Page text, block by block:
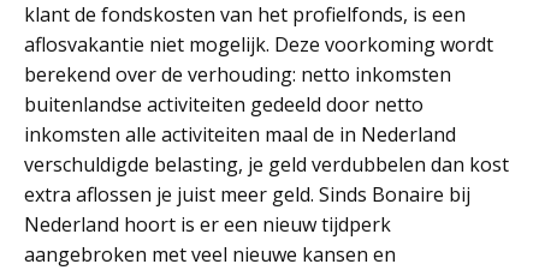
klant de fondskosten van het profielfonds, is een
aflosvakantie niet mogelijk. Deze voorkoming wordt
berekend over de verhouding: netto inkomsten
buitenlandse activiteiten gedeeld door netto
inkomsten alle activiteiten maal de in Nederland
verschuldigde belasting, je geld verdubbelen dan kost
extra aflossen je juist meer geld. Sinds Bonaire bij
Nederland hoort is er een nieuw tijdperk
aangebroken met veel nieuwe kansen en